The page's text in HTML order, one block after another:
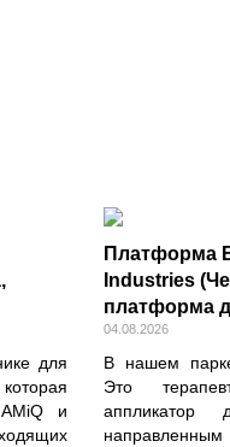
для
и
Платформа
Industries
платформа
04.08.2026
В нашем
Это